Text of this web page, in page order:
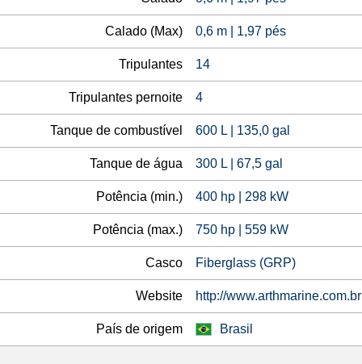
Calado (Max) 0,6 m | 1,97 pés
Tripulantes 14
Tripulantes pernoite 4
Tanque de combustível 600 L | 135,0 gal
Tanque de água 300 L | 67,5 gal
Potência (min.) 400 hp | 298 kW
Potência (max.) 750 hp | 559 kW
Casco Fiberglass (GRP)
Website http://www.arthmarine.com.br
País de origem Brasil